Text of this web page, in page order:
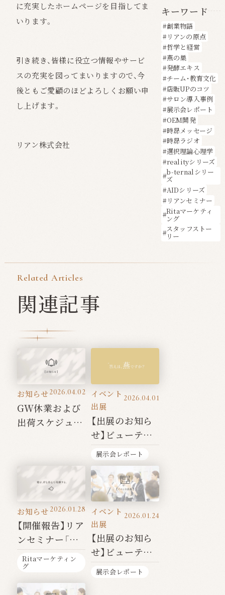
に充実したホームページを目指してま
いります。
引き続き、皆様に役立つ情報やサービ
スの充実を図ってまいりますので、今
後ともご愛顧のほどよろしくお願い申
し上げます。
リアン株式会社
キーワード
創業物語
リアンの原点
哲学と経営
燕の巣
発酵エキス
チーム・教育文化
店販UPのコツ
サロン導入事例
展示会レポート
OEM開発
時昴メッセージ
時昴ラジオ
選択理論心理学
realityシリーズ
b-ternalシリー
ズ
AIDシリーズ
リアンセミナー
Ritaマーケティ
ング
スタッフストー
リー
Related Articles
関連記事
お知らせ2026.04.02
GW休業および
出荷スケジュー
イベント
出展
2026.04.01
【出展のお知ら
せ】ビューティ
ワールドジャパ
ン東京
展示会レポート
お知らせ 2026.01.28
【開催報告】リア
ンセミナー「伝」
を開催いたしま
した
Ritaマーケティン
グ
イベント
出展
2026.01.24
【出展のお知ら
せ】ビューティ
ワールドジャパ
展示会レポート